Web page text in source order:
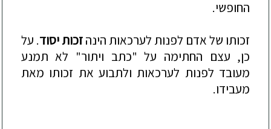
החופשי.
זכותו של אדם לפנות לערכאות הינהזכות יסוד. על
כן, עצם החתימה על "כתב ויתור" לא תמנע
מעובד לפנות לערכאות ולתבוע את זכותו מאת
מעבידו.